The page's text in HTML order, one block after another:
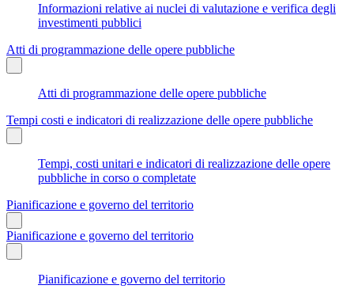
Informazioni relative ai nuclei di valutazione e verifica degli
investimenti pubblici
Atti di programmazione delle opere pubbliche
Atti di programmazione delle opere pubbliche
Tempi costi e indicatori di realizzazione delle opere pubbliche
Tempi, costi unitari e indicatori di realizzazione delle opere
pubbliche in corso o completate
Pianificazione e governo del territorio
Pianificazione e governo del territorio
Pianificazione e governo del territorio